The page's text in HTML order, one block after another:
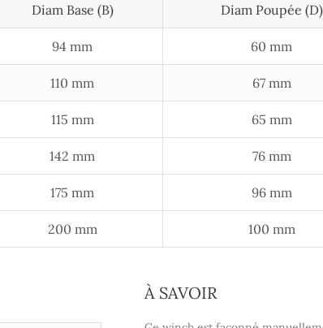
Diam Base (B) Diam Poupée (D)
94 mm 60 mm
110 mm 67 mm
115 mm 65 mm
142 mm 76 mm
175 mm 96 mm
200 mm 100 mm
À SAVOIR